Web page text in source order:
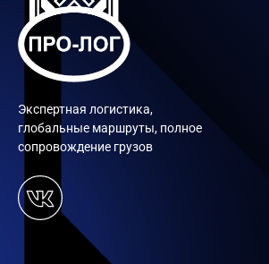
Экспертная логистика,
глобальные маршруты, полное
сопровождение грузов